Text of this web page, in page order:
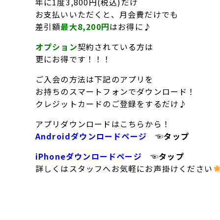
お支払いいただくと、月会費だけでも
差引額最大8,200円はお得に♪
オプション契約されている方は
更にお得です！！！
ご入会の方法は下記のアプリを
お持ちのスマートフォンでダウンロード！
クレジットカードのご登録をするだけ♪
アプリダウンロードはこちらから！
Androidダウンロードページ ☜タップ
iPhoneダウンロードページ ☜タップ
詳しくはスタッフへお気軽にお声掛けください